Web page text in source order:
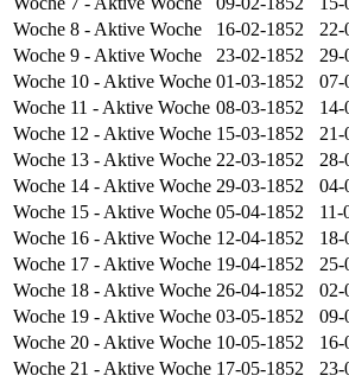
Woche 8 - Aktive Woche 16-02-1852
22-
Woche 9 - Aktive Woche 23-02-1852
29-
Woche 10 - Aktive Woche 01-03-1852
07-
Woche 11 - Aktive Woche 08-03-1852
14-
Woche 12 - Aktive Woche 15-03-1852
21-
Woche 13 - Aktive Woche 22-03-1852
28-
Woche 14 - Aktive Woche 29-03-1852
04-
Woche 15 - Aktive Woche 05-04-1852
11-
Woche 16 - Aktive Woche 12-04-1852
18-
Woche 17 - Aktive Woche 19-04-1852
25-
Woche 18 - Aktive Woche 26-04-1852
02-
Woche 19 - Aktive Woche 03-05-1852
09-
Woche 20 - Aktive Woche 10-05-1852
16-
Woche 21 - Aktive Woche 17-05-1852
23-